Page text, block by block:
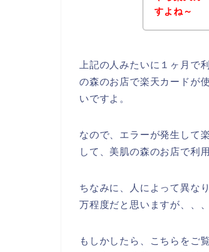
すよね～
上記の人みたいに１ヶ月で
の森のお店で楽天カードが
いですよ。
なので、エラーが発生して
して、美肌の森のお店で利
ちなみに、人によって異な
万程度だと思いますが、、、
もしかしたら、こちらをご